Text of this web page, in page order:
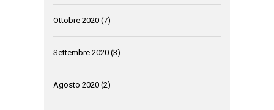
Ottobre 2020 (7)
Settembre 2020 (3)
Agosto 2020 (2)